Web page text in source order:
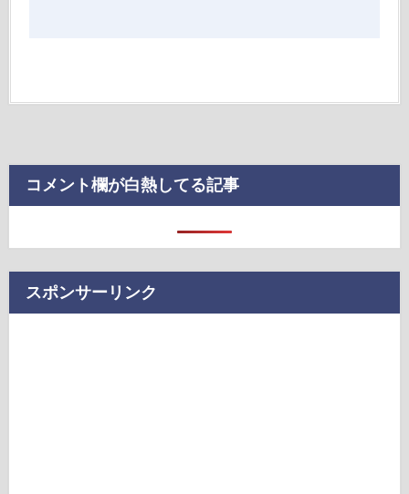
コメント欄が白熱してる記事
スポンサーリンク